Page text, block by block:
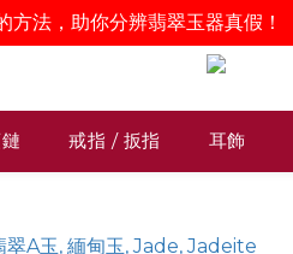
戒指 / 扳指 耳飾
方法，助你分辨翡翠玉器真假！